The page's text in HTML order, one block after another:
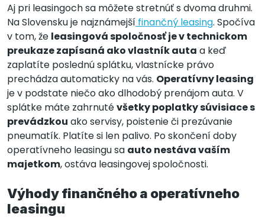
Aj pri leasingoch sa môžete stretnúť s dvoma druhmi.
Na Slovensku je najznámejší finančný leasing. Spočíva
v tom, že leasingová spoločnosť je v technickom
preukaze zapísaná ako vlastník auta a keď
zaplatíte poslednú splátku, vlastnícke právo
prechádza automaticky na vás. Operatívny leasing
je v podstate niečo ako dlhodobý prenájom auta. V
splátke máte zahrnutévšetky poplatky súvisiace s
prevádzkou ako servisy, poistenie či prezúvanie
pneumatík. Platíte si len palivo. Po skončení doby
operatívneho leasingu sa auto nestáva vaším
majetkom, ostáva leasingovej spoločnosti.
Výhody finančného a operatívneho
leasingu